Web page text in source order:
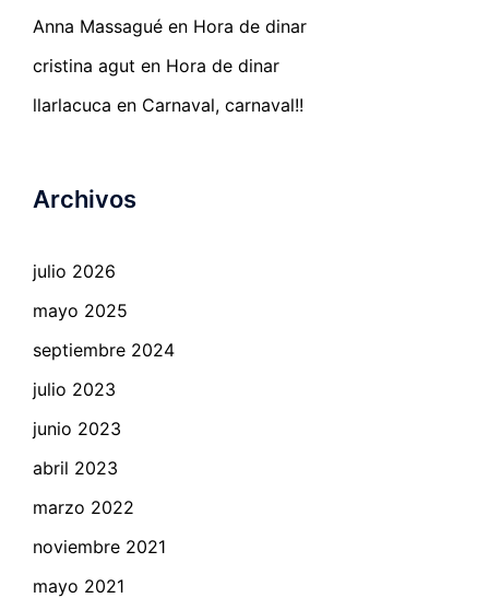
Anna Massagué en Hora de dinar
cristina agut en Hora de dinar
llarlacuca en Carnaval, carnaval!!
Archivos
julio 2026
mayo 2025
septiembre 2024
julio 2023
junio 2023
abril 2023
marzo 2022
noviembre 2021
mayo 2021